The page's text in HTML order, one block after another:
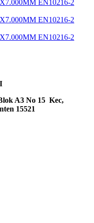
EN10216-2
EN10216-2
EN10216-2
A3 No 15 Kec,
15521